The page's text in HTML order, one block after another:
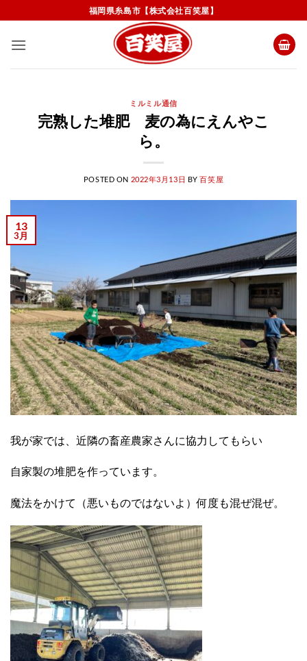
to
content
福岡県糸島市【株式会社百笑屋】
ミルミル通信
完熟した堆肥 麦の為にえんやこ
ら。
POSTED ON 2022年3月13日 BY百笑屋
13
3月
我が家では、近隣の畜産農家さんに協力してもらい
自家製の堆肥を作っています。
魔法をかけて（悪いものではないよ）何度も混ぜ混ぜ。